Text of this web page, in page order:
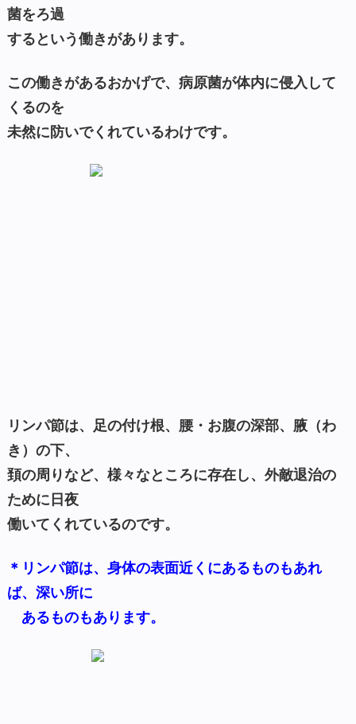
菌をろ過
するという働きがあります。
この働きがあるおかげで、病原菌が体内に侵入して
くるのを
未然に防いでくれているわけです。
リンパ節は、足の付け根、腰・お腹の深部、腋（わ
き）の下、
頚の周りなど、様々なところに存在し、外敵退治の
ために日夜
働いてくれているのです。
＊リンパ節は、身体の表面近くにあるものもあれ
ば、深い所に
あるものもあります。